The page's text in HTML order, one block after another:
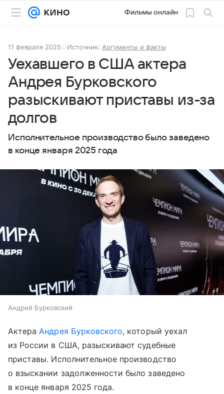
Фильмы онлайн
11 февраля 2025 Источник: Аргументы и факты
Уехавшего в США актера
Андрея Бурковского
разыскивают приставы из-за
долгов
Исполнительное производство было заведено
в конце января 2025 года
Андрей Бурковский
АктераАндрея Бурковского, который уехал
из России в США, разыскивают судебные
приставы. Исполнительное производство
о взыскании задолженности было заведено
в конце января 2025 года.